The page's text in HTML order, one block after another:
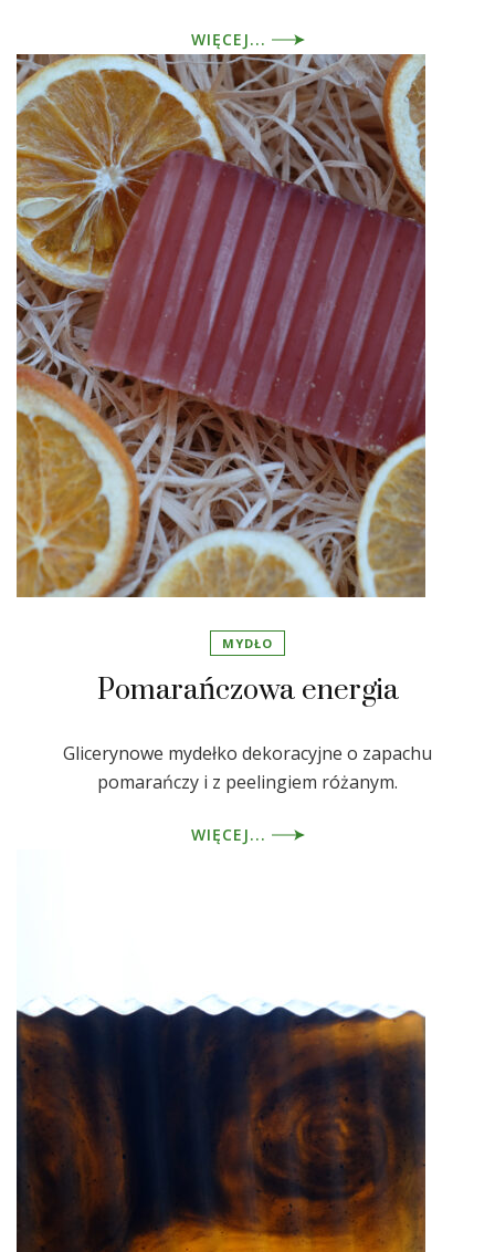
WIĘCEJ...
MYDŁO
Pomarańczowa energia
Glicerynowe mydełko dekoracyjne o zapachu
pomarańczy i z peelingiem różanym.
WIĘCEJ...